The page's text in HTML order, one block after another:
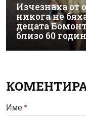
Изчезнаха от
никога не
децата
близо 60
Име *